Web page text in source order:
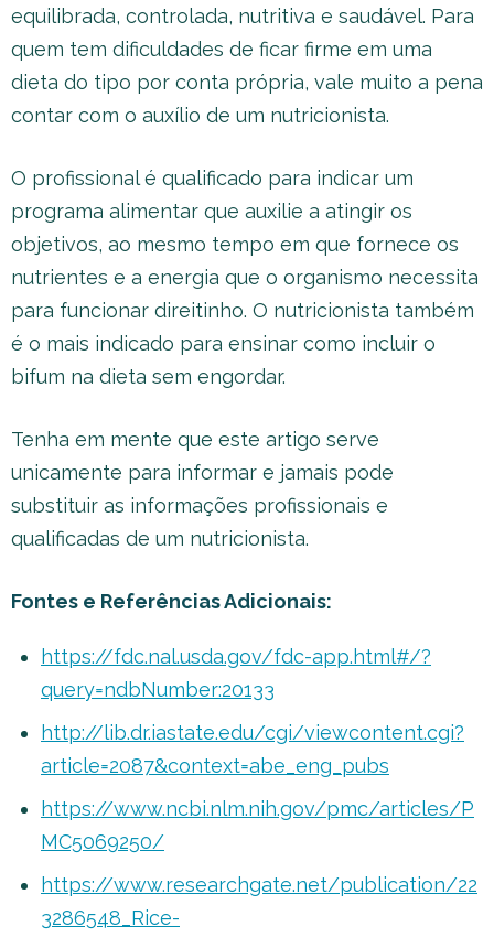
equilibrada, controlada, nutritiva e saudável. Para
quem tem dificuldades de ficar firme em uma
dieta do tipo por conta própria, vale muito a pena
contar com o auxílio de um nutricionista.
O profissional é qualificado para indicar um
programa alimentar que auxilie a atingir os
objetivos, ao mesmo tempo em que fornece os
nutrientes e a energia que o organismo necessita
para funcionar direitinho. O nutricionista também
é o mais indicado para ensinar como incluir o
bifum na dieta sem engordar.
Tenha em mente que este artigo serve
unicamente para informar e jamais pode
substituir as informações profissionais e
qualificadas de um nutricionista.
Fontes e Referências Adicionais:
https://fdc.nal.usda.gov/fdc-app.html#/?
query=ndbNumber:20133
http://lib.dr.iastate.edu/cgi/viewcontent.cgi?
article=2087&context=abe_eng_pubs
https://www.ncbi.nlm.nih.gov/pmc/articles/P
MC5069250/
https://www.researchgate.net/publication/22
3286548_Rice-